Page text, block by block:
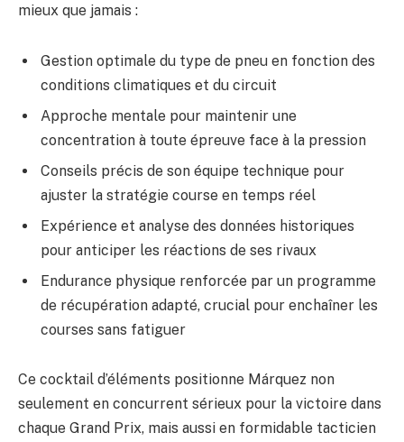
mieux que jamais :
Gestion optimale du type de pneu en fonction des
conditions climatiques et du circuit
Approche mentale pour maintenir une
concentration à toute épreuve face à la pression
Conseils précis de son équipe technique pour
ajuster la stratégie course en temps réel
Expérience et analyse des données historiques
pour anticiper les réactions de ses rivaux
Endurance physique renforcée par un programme
de récupération adapté, crucial pour enchaîner les
courses sans fatiguer
Ce cocktail d’éléments positionne Márquez non
seulement en concurrent sérieux pour la victoire dans
chaque Grand Prix, mais aussi en formidable tacticien